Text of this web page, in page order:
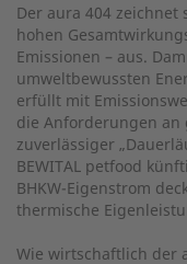
Der aura 404
hohen
Emissionen – aus.
umweltbewussten
erfüllt mit
die Anforderungen an
zuverlässiger
BEWITAL petfood
BHKW-Eigenstrom
thermische
Wie wirtschaftlich der